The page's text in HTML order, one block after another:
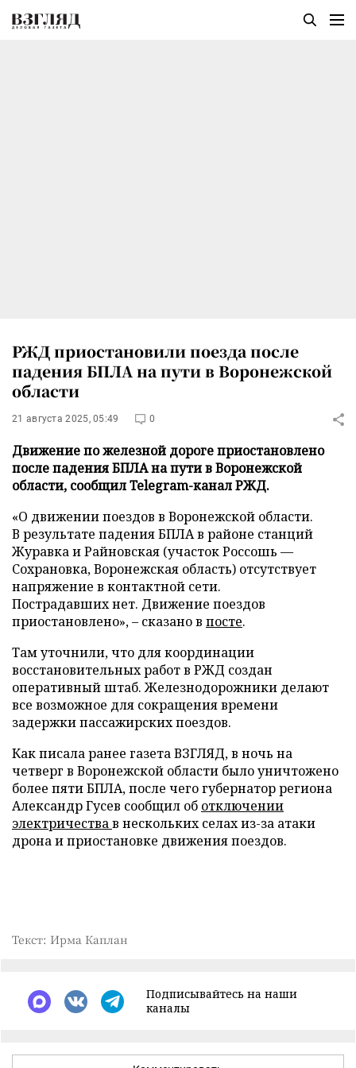
РЖД приостановили поезда после
падения БПЛА на пути в Воронежской
области
21 августа 2025, 05:49 0
Движение по железной дороге приостановлено
после падения БПЛА на пути в Воронежской
области, сообщил Telegram-канал РЖД.
«О движении поездов в Воронежской области.
В результате падения БПЛА в районе станций
Журавка и Райновская (участок Россошь —
Сохрановка, Воронежская область) отсутствует
напряжение в контактной сети.
Пострадавших нет. Движение поездов
приостановлено», – сказано в посте.
Там уточнили, что для координации
восстановительных работ в РЖД создан
оперативный штаб. Железнодорожники делают
все возможное для сокращения времени
задержки пассажирских поездов.
Как писала ранее газета ВЗГЛЯД, в ночь на
четверг в Воронежской области было уничтожено
более пяти БПЛА, после чего губернатор региона
Александр Гусев сообщил об отключении
электричествав нескольких селах из-за атаки
дрона и приостановке движения поездов.
Текст: Ирма Каплан
Подписывайтесь на наши
каналы